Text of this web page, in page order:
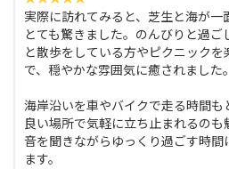
実際に訪れてみると、芝生と海が
とても驚きました。のんびりと過
と散歩をしている方やピクニック
で、穏やかな雰囲気に癒されました。
海岸沿いを車やバイクで走る時間
良い場所で気軽に立ち止まれるの
音を聞きながらゆっくり過ごす時
ます。